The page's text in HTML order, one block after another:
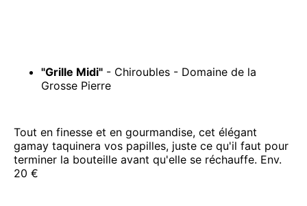
"Grille Midi" - Chiroubles - Domaine de la
Grosse Pierre
Tout en finesse et en gourmandise, cet élégant
gamay taquinera vos papilles, juste ce qu'il faut pour
terminer la bouteille avant qu'elle se réchauffe. Env.
20 €